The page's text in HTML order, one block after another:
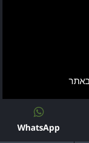
WhatsApp